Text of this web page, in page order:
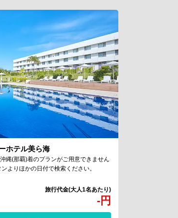
ホテル美ら海
-円
縄(那覇)着のプランがご用意できません
よりほかの日付で検索ください。